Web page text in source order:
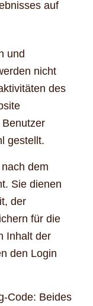
auf
und
nicht
des
gestellt.
dem
Sie dienen
der
für die
Inhalt der
den Login
Code: Beides